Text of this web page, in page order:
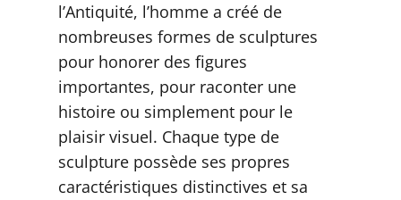
l’Antiquité, l’homme a créé de
nombreuses formes de sculptures
pour honorer des figures
importantes, pour raconter une
histoire ou simplement pour le
plaisir visuel. Chaque type de
sculpture possède ses propres
caractéristiques distinctives et sa